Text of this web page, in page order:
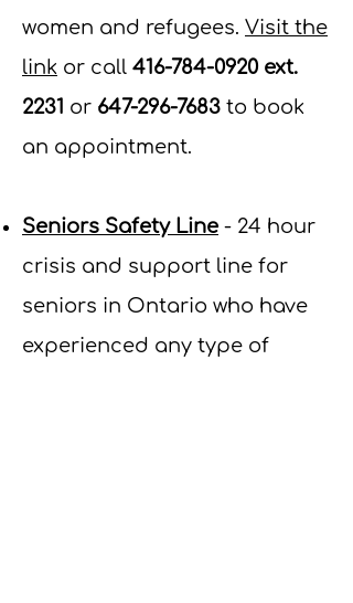
women and refugees. Visit the
link or call 416-784-0920ext.
2231 or 647-296-7683 to book
an appointment.
Seniors Safety Line - 24 hour
crisis and support line for
seniors in Ontario who have
experienced any type of